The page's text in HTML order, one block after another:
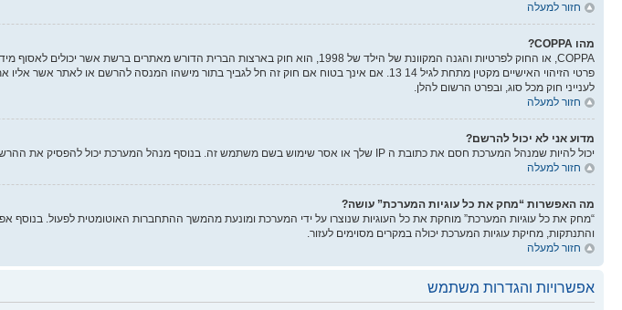
חזור למעלה
מהו COPPA?
לענייני חוק מכל סוג, ובפרט הרשום להלן.
חזור למעלה
מדוע אני לא יכול להרשם?
יכול להיות שמנהל המערכת חסם את כתובת ה IP שלך או אסר שימוש בשם משתמש זה. בנוסף מנהל המערכת יכול להפסיק את ההרשמה למערכת ובכך למנוע ממשתמשים חדשים להרשם. צור קשר עם מנהלי המערכת לעזרה.
חזור למעלה
מה האפשרות “מחק את כל עוגיות המערכת” עושה?
“מחק את כל עוגיות המערכת” מוחקת את כל העוגיות שנוצרו על ידי המערכת ומונעת מהמשך ההתחברות האוטומטית לפעול.
והתנתקות, מחיקת עוגיות המערכת יכולה במקרים מסוימים לעזור.
חזור למעלה
אפשרויות והגדרות משתמש